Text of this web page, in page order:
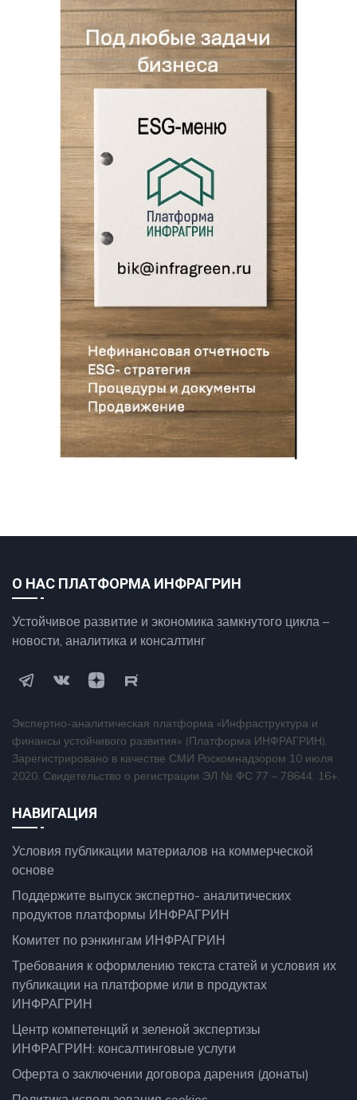
О НАС ПЛАТФОРМА ИНФРАГРИН
Устойчивое развитие и экономика замкнутого цикла –
новости, аналитика и консалтинг
Экспертно-аналитическая платформа «Инфраструктура и
финансы устойчивого развития» (Платформа ИНФРАГРИН).
Зарегистрировано в качестве СМИ Роскомнадзором 10 июля
2020. Свидетельство о регистрации ЭЛ № ФС 77 – 78644. 16+.
НАВИГАЦИЯ
Условия публикации материалов на коммерческой
основе
Поддержите выпуск экспертно- аналитических
продуктов платформы ИНФРАГРИН
Комитет по рэнкингам ИНФРАГРИН
Требования к оформлению текста статей и условия их
публикации на платформе или в продуктах
ИНФРАГРИН
Центр компетенций и зеленой экспертизы
ИНФРАГРИН: консалтинговые услуги
Оферта о заключении договора дарения (донаты)